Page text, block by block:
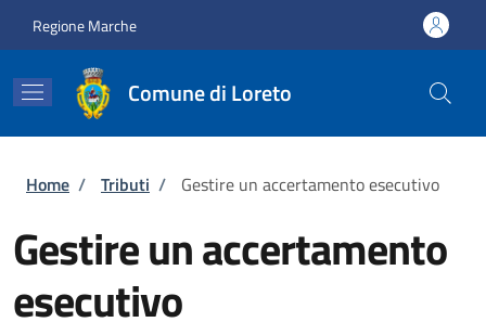
Regione Marche
Comune di Loreto
Briciole di pane
Home / Tributi / Gestire un accertamento esecutivo
Gestire un accertamento
esecutivo